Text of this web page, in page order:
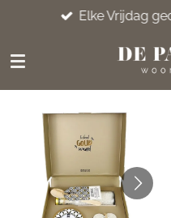
naar
hoofdinhoud
Elke Vrijdag